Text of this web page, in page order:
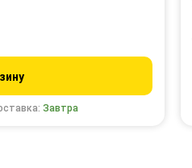
Завтра